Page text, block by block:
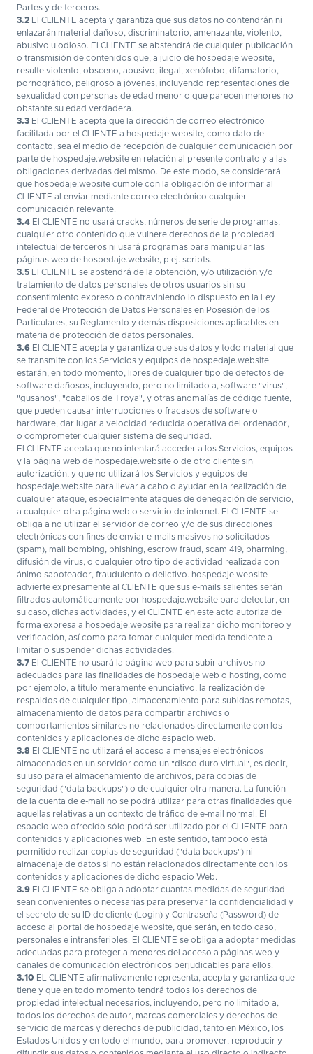
Partes y de terceros.
3.2 El CLIENTE acepta y garantiza que sus datos no contendrán ni
enlazarán material dañoso, discriminatorio, amenazante, violento,
abusivo u odioso. El CLIENTE se abstendrá de cualquier publicación
o transmisión de contenidos que, a juicio de hospedaje.website,
resulte violento, obsceno, abusivo, ilegal, xenófobo, difamatorio,
pornográfico, peligroso a jóvenes, incluyendo representaciones de
sexualidad con personas de edad menor o que parecen menores no
obstante su edad verdadera.
3.3 El CLIENTE acepta que la dirección de correo electrónico
facilitada por el CLIENTE a hospedaje.website, como dato de
contacto, sea el medio de recepción de cualquier comunicación por
parte de hospedaje.website en relación al presente contrato y a las
obligaciones derivadas del mismo. De este modo, se considerará
que hospedaje.website cumple con la obligación de informar al
CLIENTE al enviar mediante correo electrónico cualquier
comunicación relevante.
3.4 El CLIENTE no usará cracks, números de serie de programas,
cualquier otro contenido que vulnere derechos de la propiedad
intelectual de terceros ni usará programas para manipular las
páginas web de hospedaje.website, p.ej. scripts.
3.5 El CLIENTE se abstendrá de la obtención, y/o utilización y/o
tratamiento de datos personales de otros usuarios sin su
consentimiento expreso o contraviniendo lo dispuesto en la Ley
Federal de Protección de Datos Personales en Posesión de los
Particulares, su Reglamento y demás disposiciones aplicables en
materia de protección de datos personales.
3.6 El CLIENTE acepta y garantiza que sus datos y todo material que
se transmite con los Servicios y equipos de hospedaje.website
estarán, en todo momento, libres de cualquier tipo de defectos de
software dañosos, incluyendo, pero no limitado a, software "virus",
"gusanos", "caballos de Troya", y otras anomalías de código fuente,
que pueden causar interrupciones o fracasos de software o
hardware, dar lugar a velocidad reducida operativa del ordenador,
o comprometer cualquier sistema de seguridad.
El CLIENTE acepta que no intentará acceder a los Servicios, equipos
y la página web de hospedaje.website o de otro cliente sin
autorización, y que no utilizará los Servicios y equipos de
hospedaje.website para llevar a cabo o ayudar en la realización de
cualquier ataque, especialmente ataques de denegación de servicio,
a cualquier otra página web o servicio de internet. El CLIENTE se
obliga a no utilizar el servidor de correo y/o de sus direcciones
electrónicas con fines de enviar e-mails masivos no solicitados
(spam), mail bombing, phishing, escrow fraud, scam 419, pharming,
difusión de virus, o cualquier otro tipo de actividad realizada con
ánimo saboteador, fraudulento o delictivo. hospedaje.website
advierte expresamente al CLIENTE que sus e-mails salientes serán
filtrados automáticamente por hospedaje.website para detectar, en
su caso, dichas actividades, y el CLIENTE en este acto autoriza de
forma expresa a hospedaje.website para realizar dicho monitoreo y
verificación, así como para tomar cualquier medida tendiente a
limitar o suspender dichas actividades.
3.7 El CLIENTE no usará la página web para subir archivos no
adecuados para las finalidades de hospedaje web o hosting, como
por ejemplo, a título meramente enunciativo, la realización de
respaldos de cualquier tipo, almacenamiento para subidas remotas,
almacenamiento de datos para compartir archivos o
comportamientos similares no relacionados directamente con los
contenidos y aplicaciones de dicho espacio web.
3.8 El CLIENTE no utilizará el acceso a mensajes electrónicos
almacenados en un servidor como un "disco duro virtual", es decir,
su uso para el almacenamiento de archivos, para copias de
seguridad ("data backups") o de cualquier otra manera. La función
de la cuenta de e-mail no se podrá utilizar para otras finalidades que
aquellas relativas a un contexto de tráfico de e-mail normal. El
espacio web ofrecido sólo podrá ser utilizado por el CLIENTE para
contenidos y aplicaciones web. En este sentido, tampoco está
permitido realizar copias de seguridad ("data backups") ni
almacenaje de datos si no están relacionados directamente con los
contenidos y aplicaciones de dicho espacio Web.
3.9 El CLIENTE se obliga a adoptar cuantas medidas de seguridad
sean convenientes o necesarias para preservar la confidencialidad y
el secreto de su ID de cliente (Login) y Contraseña (Password) de
acceso al portal de hospedaje.website, que serán, en todo caso,
personales e intransferibles. El CLIENTE se obliga a adoptar medidas
adecuadas para proteger a menores del acceso a páginas web y
canales de comunicación electrónicos perjudicables para ellos.
3.10 EL CLIENTE afirmativamente representa, acepta y garantiza que
tiene y que en todo momento tendrá todos los derechos de
propiedad intelectual necesarios, incluyendo, pero no limitado a,
todos los derechos de autor, marcas comerciales y derechos de
servicio de marcas y derechos de publicidad, tanto en México, los
Estados Unidos y en todo el mundo, para promover, reproducir y